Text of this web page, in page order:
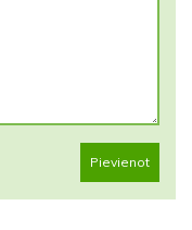
Pievienot